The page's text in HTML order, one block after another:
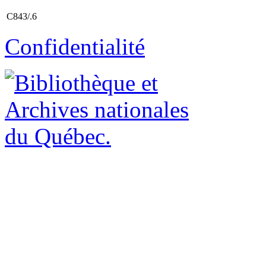
C843/.6
Confidentialité